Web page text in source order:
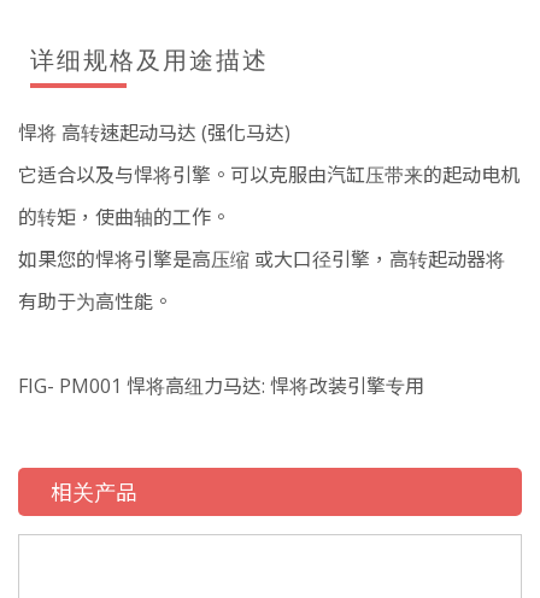
详细规格及用途描述
悍将 高转速起动马达 (强化马达)
它适合以及与悍将引擎。可以克服由汽缸压带来的起动电机
的转矩，使曲轴的工作。
如果您的悍将引擎是高压缩 或大口径引擎，高转起动器将
有助于为高性能。
FIG- PM001 悍将高纽力马达: 悍将改装引擎专用
相关产品